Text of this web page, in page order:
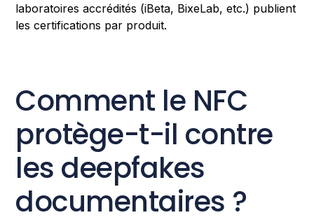
laboratoires accrédités (iBeta, BixeLab, etc.) publient
les certifications par produit.
Comment le NFC
protège-t-il contre
les deepfakes
documentaires ?